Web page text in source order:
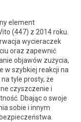
element
(447) z 2014 roku.
wycieraczek
oraz zapewnić
objawów zużycia,
w szybkiej reakcji na
tyle prosty, że
czyszczenie i
Dbając o swoje
sobie i innym